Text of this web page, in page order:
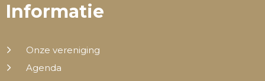
Informatie
Onze vereniging
Agenda